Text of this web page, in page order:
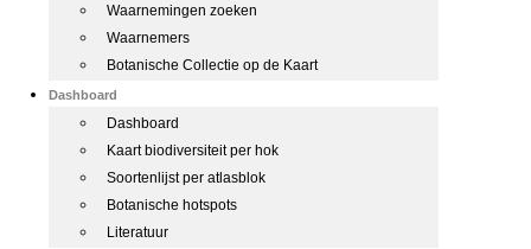
Waarnemingen zoeken
Waarnemers
Botanische Collectie op de Kaart
Dashboard
Dashboard
Kaart biodiversiteit per hok
Soortenlijst per atlasblok
Botanische hotspots
Literatuur